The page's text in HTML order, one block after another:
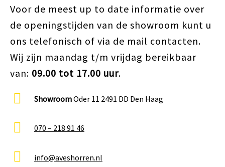
Voor de meest up to date informatie over
de openingstijden van de showroom kunt u
ons telefonisch of via de mail contacten.
Wij zijn maandag t/m vrijdag bereikbaar
van: 09.00 tot 17.00 uur.
ShowroomOder 11 2491 DD Den Haag
070 – 218 91 46
info@aveshorren.nl